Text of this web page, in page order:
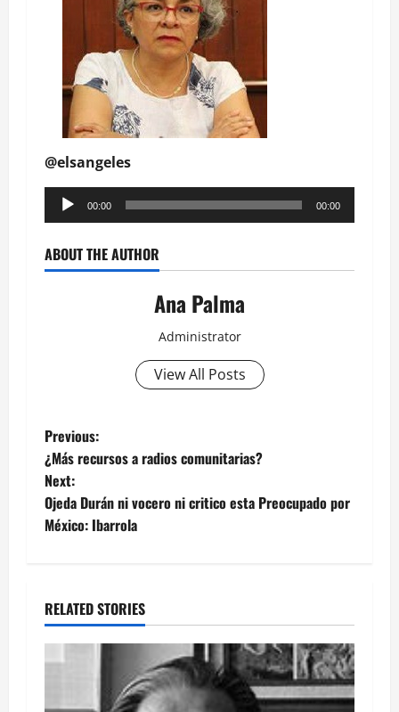
@elsangeles
Reproductor
de
00:00 00:00
ABOUT THE AUTHOR
Ana Palma
Administrator
View All Posts
Post
navigation
Previous:
¿Más recursos a radios comunitarias?
Next:
Ojeda Durán ni vocero ni critico esta Preocupado por
México: Ibarrola
RELATED STORIES